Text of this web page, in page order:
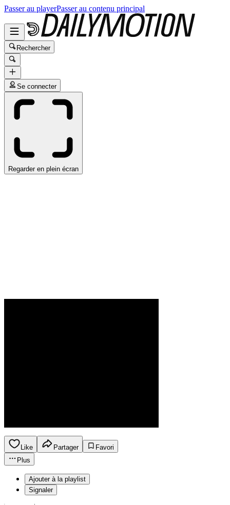
Passer au playerPasser au contenu principal
Rechercher
Se connecter
Regarder en plein écran
Like Partager
Favori
Plus
Ajouter à la playlist
Signaler